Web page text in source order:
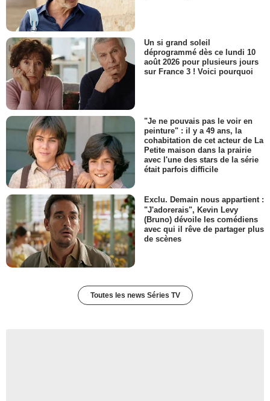
Un si grand soleil
déprogrammé dès ce lundi 10
août 2026 pour plusieurs jours
sur France 3 ! Voici pourquoi
"Je ne pouvais pas le voir en
peinture" : il y a 49 ans, la
cohabitation de cet acteur de La
Petite maison dans la prairie
avec l'une des stars de la série
était parfois difficile
Exclu. Demain nous appartient :
"J'adorerais", Kevin Levy
(Bruno) dévoile les comédiens
avec qui il rêve de partager plus
de scènes
Toutes les news Séries TV